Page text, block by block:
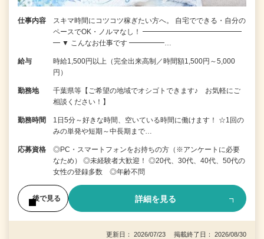
仕事内容
スキマ時間にコツコツ稼ぎたい方へ。 自宅でできる・自分の
ペースでOK・ノルマなし！ ━━━━━━━━━━━━━━
━ ▼ こんなお仕事です ━━━━━…
給与
時給1,500円以上（完全出来高制／時間額1,500円～5,000
円）
勤務地
千葉県等【ご希望の地域でオシゴトできます♪ お気軽にご
相談ください！】
勤務時間
1日5分～好きな時間、空いている時間に働けます！ ☆1回の
みの単発や短期～中長期まで…
応募資格
◎PC・スマートフォンをお持ちの方（※アンケートに必要
なため） ◎未経験者大歓迎！ ◎20代、30代、40代、50代の
女性の登録多数 ◎年齢不問
後で見る 詳細を見る
更新日： 2026/07/23 掲載終了日： 2026/08/30